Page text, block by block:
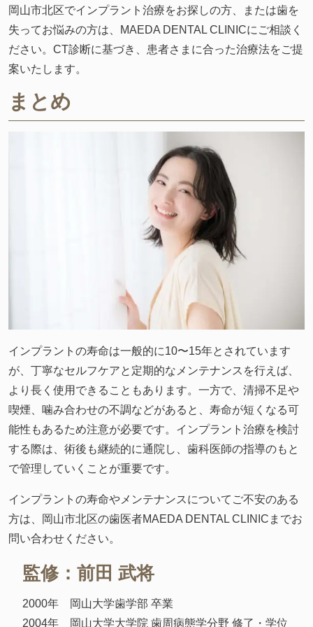
岡山市北区でインプラント治療をお探しの方、または歯を
失ってお悩みの方は、MAEDA DENTAL CLINICにご相談く
ださい。CT診断に基づき、患者さまに合った治療法をご提
案いたします。
まとめ
インプラントの寿命は一般的に10〜15年とされています
が、丁寧なセルフケアと定期的なメンテナンスを行えば、
より長く使用できることもあります。一方で、清掃不足や
喫煙、噛み合わせの不調などがあると、寿命が短くなる可
能性もあるため注意が必要です。インプラント治療を検討
する際は、術後も継続的に通院し、歯科医師の指導のもと
で管理していくことが重要です。
インプラントの寿命やメンテナンスについてご不安のある
方は、岡山市北区の歯医者MAEDA DENTAL CLINICまでお
問い合わせください。
監修：前田 武将
2000年 岡山大学歯学部 卒業
2004年 岡山大学大学院 歯周病態学分野 修了・学位